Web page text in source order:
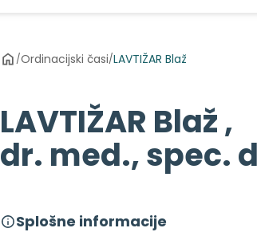
/Ordinacijski časi/LAVTIŽAR Blaž
LAVTIŽAR Blaž ,
dr. med., spec.
Splošne informacije